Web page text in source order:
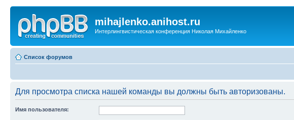
mihajlenko.anihost.ru
Интерлингвистическая конференция Николая Михайленко
Список форумов
Для просмотра списка нашей команды вы должны быть авторизованы.
Имя пользователя: